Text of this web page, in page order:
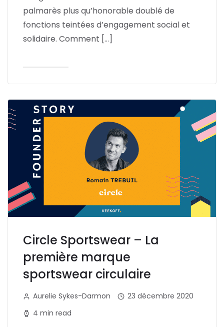
palmarès plus qu’honorable doublé de
fonctions teintées d’engagement social et
solidaire. Comment […]
Circle Sportswear – La
première marque
sportswear circulaire
Aurelie Sykes-Darmon
23 décembre 2020
4 min read